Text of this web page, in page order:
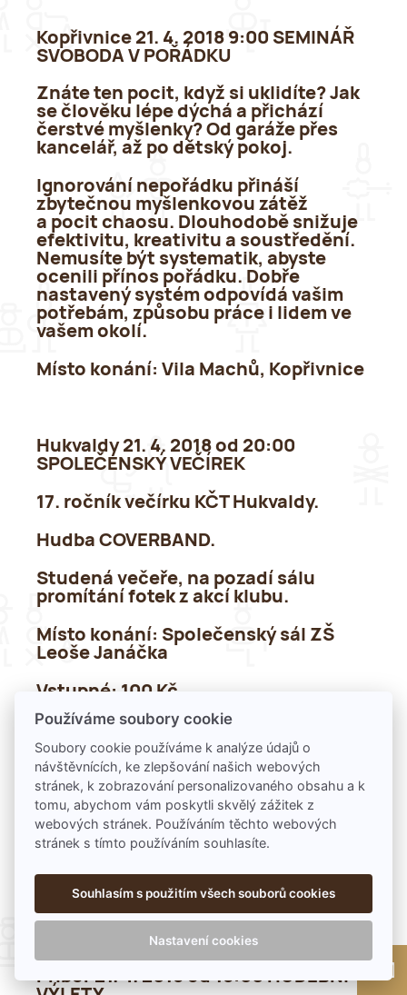
Kopřivnice 21. 4. 2018 9:00 SEMINÁŘ
SVOBODA V POŘÁDKU
Znáte ten pocit, když si uklidíte? Jak
se člověku lépe dýchá a přichází
čerstvé myšlenky? Od garáže přes
kancelář, až po dětský pokoj.
Ignorování nepořádku přináší
zbytečnou myšlenkovou zátěž
a pocit chaosu. Dlouhodobě snižuje
efektivitu, kreativitu a soustředění.
Nemusíte být systematik, abyste
ocenili přínos pořádku. Dobře
nastavený systém odpovídá vašim
potřebám, způsobu práce i lidem ve
vašem okolí.
Místo konání: Vila Machů, Kopřivnice
Hukvaldy 21. 4. 2018 od 20:00
SPOLEČENSKÝ VEČÍREK
17. ročník večírku KČT Hukvaldy.
Hudba COVERBAND.
Studená večeře, na pozadí sálu
promítání fotek z akcí klubu.
Místo konání: Společenský sál ZŠ
Leoše Janáčka
Vstupné: 100 Kč
Příbor 21. 4. 2018 od 9:00 SÁZENÍ
STROMŮ
Přijďte si zasadit svůj vlastní strom.
Místo konání:Ulice Bezručova
Příbor 21. 4. 2018 od 18:00 HUDEBNÍ
Používáme soubory cookie
Soubory cookie používáme k analýze údajů o
návštěvnících, ke zlepšování našich webových
stránek, k zobrazování personalizovaného obsahu a k
tomu, abychom vám poskytli skvělý zážitek z
webových stránek. Používáním těchto webových
stránek s tímto používáním souhlasíte.
Souhlasím s použitím všech souborů cookies
Nastavení cookies